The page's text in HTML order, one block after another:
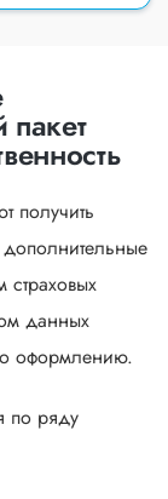
получить
данных
оформлению.
по ряду